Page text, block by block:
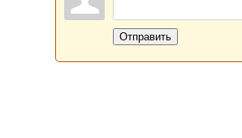
Отправить